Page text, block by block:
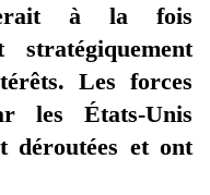
à la fois
Les forces
les États-Unis
déroutées et ont